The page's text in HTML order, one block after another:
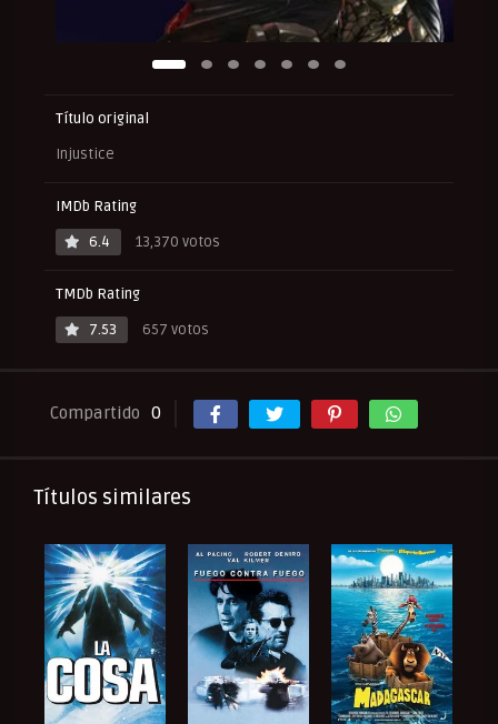
Título original
Injustice
IMDb Rating
6.4
13,370 votos
TMDb Rating
7.53
657 votos
Compartido 0
Títulos similares